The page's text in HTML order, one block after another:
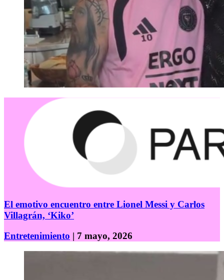
El emotivo encuentro entre Lionel Messi y Carlos
Villagrán, ‘Kiko’
Entretenimiento | 7 mayo, 2026